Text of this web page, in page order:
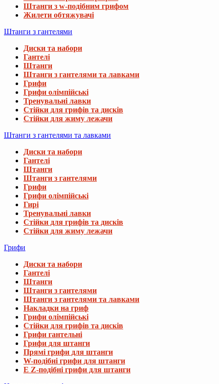
Штанги з w-подібним грифом
Жилети обтяжувачі
Штанги з гантелями
Диски та набори
Гантелі
Штанги
Штанги з гантелями та лавками
Грифи
Грифи олімпійські
Тренувальні лавки
Стійки для грифів та дисків
Стійки для жиму лежачи
Штанги з гантелями та лавками
Диски та набори
Гантелі
Штанги
Штанги з гантелями
Грифи
Грифи олімпійські
Гирі
Тренувальні лавки
Стійки для грифів та дисків
Стійки для жиму лежачи
Грифи
Диски та набори
Гантелі
Штанги
Штанги з гантелями
Штанги з гантелями та лавками
Накладки на гриф
Грифи олімпійські
Стійки для грифів та дисків
Грифи гантельні
Грифи для штанги
Прямі грифи для штанги
W-подібні грифи для штанги
E Z-подібні грифи для штанги